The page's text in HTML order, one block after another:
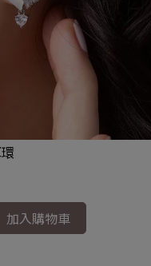
加入購物車